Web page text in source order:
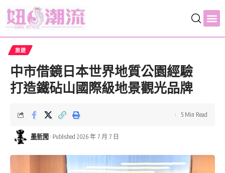
旅遊
中市借鏡日本世界地質公園經驗
打造鐵砧山國際級地景觀光品牌
墨新聞 Published 2026 年 7 月 7 日
5 Min Read